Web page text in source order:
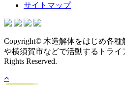
サイトマップ
Copyright© 木造解体をはじめ各
や横須賀市などで活動するトライ
Rights Reserved.